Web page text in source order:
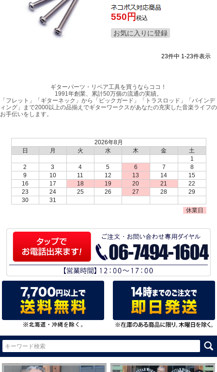
550 税込
お気に入りに登録
23件中 1 -23件表示
ギターパーツ・リペア工具を買うならココ！
1991年創業、累計50万個の流通の実績。
「フレット」「ギターネック」から「ピックガード」「トラスロッド」「バインデ
ィング」まで2000以上の品揃えでギターワークスがあなたの充実した音楽ライフの
お手伝いをします。
2026年8月
日
月 火 水 木 金
土
1
2
3 4 5 6 7
8
9
10 11 12 13 14
15
16
17 18 19 20 21
22
23
24 25 26 27 28
29
30
31
休業日